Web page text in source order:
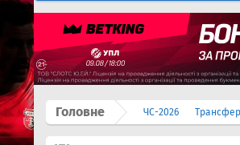
Головне ЧС-2026